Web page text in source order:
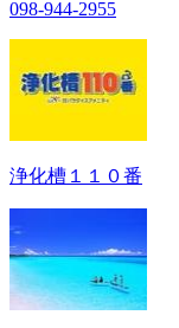
098-944-2955
浄化槽１１０番